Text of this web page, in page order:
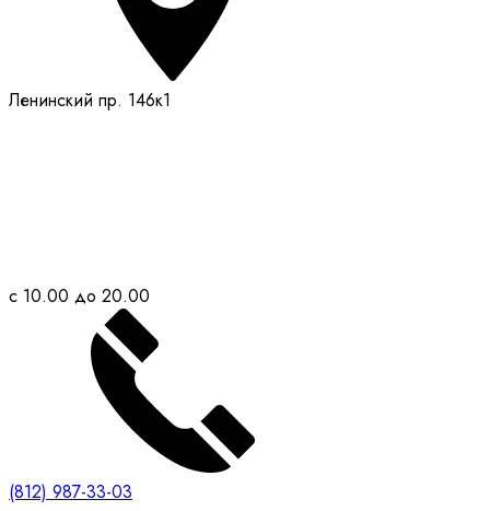
Ленинский пр. 146к1
с 10.00 до 20.00
(812) 987-33-03